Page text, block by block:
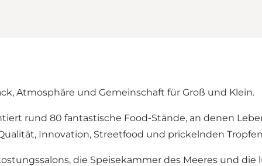
Atmosphäre und Gemeinschaft für Groß und Klein.
rund 80 fantastische Food-Stände, an denen
Innovation, Streetfood und prickelnden
die Speisekammer des Meeres und